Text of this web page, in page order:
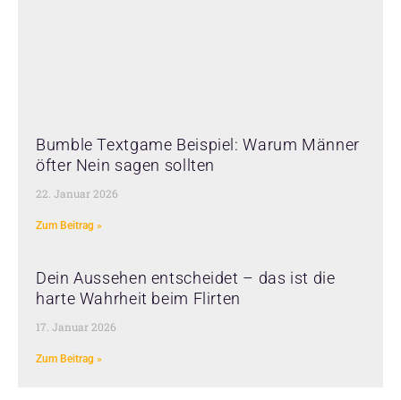
Bumble Textgame Beispiel: Warum Männer
öfter Nein sagen sollten
22. Januar 2026
Zum Beitrag »
Dein Aussehen entscheidet – das ist die
harte Wahrheit beim Flirten
17. Januar 2026
Zum Beitrag »